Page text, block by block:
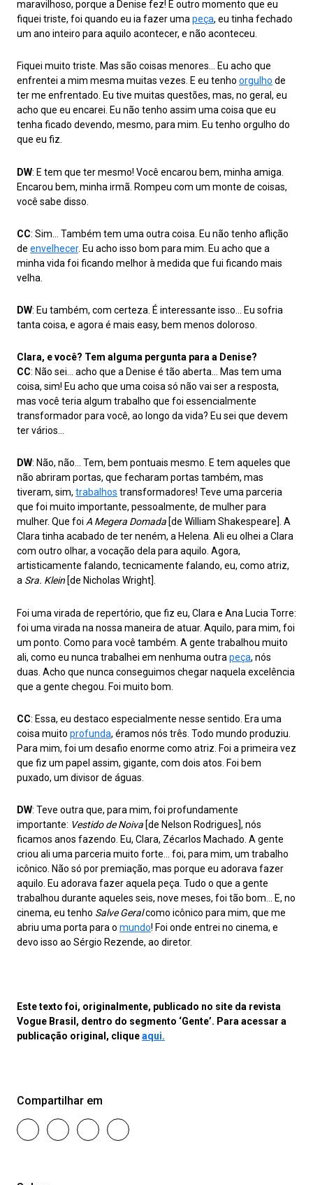
maravilhoso, porque a Denise fez! E outro momento que eu
fiquei triste, foi quando eu ia fazer umapeça, eu tinha fechado
um ano inteiro para aquilo acontecer, e não aconteceu.
Fiquei muito triste. Mas são coisas menores… Eu acho que
enfrentei a mim mesma muitas vezes. E eu tenho orgulho de
ter me enfrentado. Eu tive muitas questões, mas, no geral, eu
acho que eu encarei. Eu não tenho assim uma coisa que eu
tenha ficado devendo, mesmo, para mim. Eu tenho orgulho do
que eu fiz.
DW: E tem que ter mesmo! Você encarou bem, minha amiga.
Encarou bem, minha irmã. Rompeu com um monte de coisas,
você sabe disso.
CC: Sim… Também tem uma outra coisa. Eu não tenho aflição
de envelhecer. Eu acho isso bom para mim. Eu acho que a
minha vida foi ficando melhor à medida que fui ficando mais
velha.
DW: Eu também, com certeza. É interessante isso… Eu sofria
tanta coisa, e agora é mais easy, bem menos doloroso.
Clara, e você? Tem alguma pergunta para a Denise?
CC: Não sei… acho que a Denise é tão aberta… Mas tem uma
coisa, sim! Eu acho que uma coisa só não vai ser a resposta,
mas você teria algum trabalho que foi essencialmente
transformador para você, ao longo da vida? Eu sei que devem
ter vários…
DW: Não, não… Tem, bem pontuais mesmo. E tem aqueles que
não abriram portas, que fecharam portas também, mas
tiveram, sim, trabalhos transformadores! Teve uma parceria
que foi muito importante, pessoalmente, de mulher para
mulher. Que foi A Megera Domada [de William Shakespeare]. A
Clara tinha acabado de ter neném, a Helena. Ali eu olhei a Clara
com outro olhar, a vocação dela para aquilo. Agora,
artisticamente falando, tecnicamente falando, eu, como atriz,
a Sra. Klein [de Nicholas Wright].
Foi uma virada de repertório, que fiz eu, Clara e Ana Lucia Torre:
foi uma virada na nossa maneira de atuar. Aquilo, para mim, foi
um ponto. Como para você também. A gente trabalhou muito
ali, como eu nunca trabalhei em nenhuma outra peça, nós
duas. Acho que nunca conseguimos chegar naquela excelência
que a gente chegou. Foi muito bom.
CC: Essa, eu destaco especialmente nesse sentido. Era uma
coisa muito profunda, éramos nós três. Todo mundo produziu.
Para mim, foi um desafio enorme como atriz. Foi a primeira vez
que fiz um papel assim, gigante, com dois atos. Foi bem
puxado, um divisor de águas.
DW: Teve outra que, para mim, foi profundamente
importante: Vestido de Noiva [de Nelson Rodrigues], nós
ficamos anos fazendo. Eu, Clara, Zécarlos Machado. A gente
criou ali uma parceria muito forte… foi, para mim, um trabalho
icônico. Não só por premiação, mas porque eu adorava fazer
aquilo. Eu adorava fazer aquela peça. Tudo o que a gente
trabalhou durante aqueles seis, nove meses, foi tão bom… E, no
cinema, eu tenho Salve Geralcomo icônico para mim, que me
abriu uma porta para o mundo! Foi onde entrei no cinema, e
devo isso ao Sérgio Rezende, ao diretor.
Este texto foi, originalmente, publicado no site da revista
Vogue Brasil, dentro do segmento ‘Gente’. Para acessar a
publicação original, cliqueaqui.
Compartilhar em